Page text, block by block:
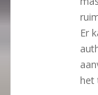
Er
het